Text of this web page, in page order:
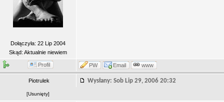
Dołączyła: 22 Lip 2004
Skąd: Aktualnie niewiem
Profil PW Email www
Piotrulek
[Usunięty]
Wysłany: Sob Lip 29, 2006 20:32